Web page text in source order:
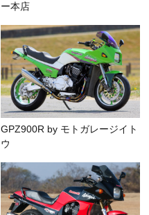
ー本店
GPZ900R by モトガレージイト
ウ